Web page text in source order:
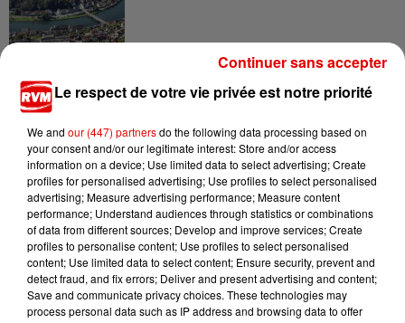
Ardennes - Un réveil frais ce vendredi avant le
retour de la canicule
7 août 2026
Ardennes - Woinic, le plus grand sanglier du
monde, fête ses 18 ans
Le respect de votre vie privée est notre priorité
We and our (447) partnersdo the following data processing based on
your consent and/or our legitimate interest: Store and/or access
information on a device; Use limited data to select advertising; Create
profiles for personalised advertising; Use profiles to select personalised
advertising; Measure advertising performance; Measure content
performance; Understand audiences through statistics or combinations
of data from different sources; Develop and improve services; Create
profiles to personalise content; Use profiles to select personalised
content; Use limited data to select content; Ensure security, prevent and
detect fraud, and fix errors; Deliver and present advertising and content;
Save and communicate privacy choices. These technologies may
process personal data such as IP address and browsing data to offer
Continuer sans accepter